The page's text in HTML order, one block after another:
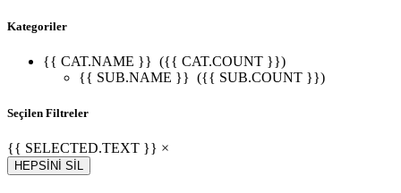
Kategoriler
{{ CAT.NAME }} ({{ CAT.COUNT }})
{{ SUB.NAME }} ({{ SUB.COUNT }})
Seçilen Filtreler
{{ SELECTED.TEXT }} ×
HEPSİNİ SİL